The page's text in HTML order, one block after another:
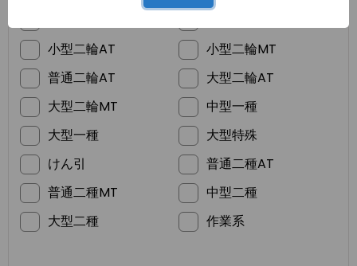
小型二輪AT
小型二輪MT
普通二輪AT
大型二輪AT
大型二輪MT
中型一種
大型一種
大型特殊
けん引
普通二種AT
普通二種MT
中型二種
大型二種
作業系